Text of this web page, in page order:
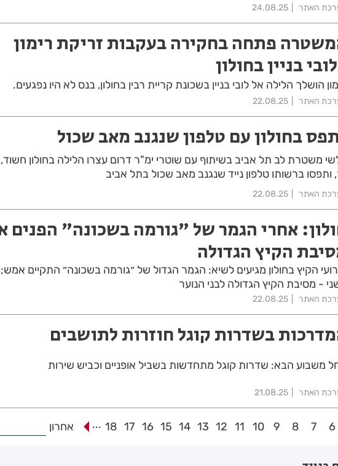
האתר 24.08.25
פתחה בחקירה בעקבות זריקת רימון
בניין בחולון
הושלך הלילה אל לובי בניין בשכונת קריית רבין בחולון, בנס לא היו נפגעים.
האתר 22.08.25
בחולון עם טלפון שנגנב מאב שכול
משטרת לב תל אביב בשיתוף עם שוטרי ימ"ר דרום עצרו הלילה בחולון חשוד,
ותפסו ברשותו טלפון נייד שנגנב מאב שכול בתל אביב
האתר 22.08.25
אחרי הגמר של "גורמה בשכונה" הפנים
הקיץ הגדולה
הקיץ בחולון מגיעים לשיא: הגמר הגדול של ״גורמה בשכונה״ התקיים אמש;
- מסיבת הקיץ הגדולה לבני הנוער
האתר 22.08.25
בשדרות קוגל חוזרות לתושבים
משבוע הבא: שדרות קוגל מתחדשות בשביל אופניים וכביש שירות
האתר 21.08.25
6
7
8
9
10
11
12
13
14
15
16
17
18
... אחרון